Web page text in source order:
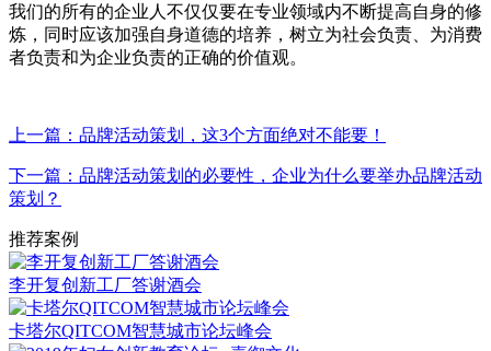
我们的所有的企业人不仅仅要在专业领域内不断提高自身的修
炼，同时应该加强自身道德的培养，树立为社会负责、为消费
者负责和为企业负责的正确的价值观。
上一篇：品牌活动策划，这3个方面绝对不能要！
下一篇：品牌活动策划的必要性，企业为什么要举办品牌活动
策划？
推荐案例
李开复创新工厂答谢酒会
卡塔尔QITCOM智慧城市论坛峰会